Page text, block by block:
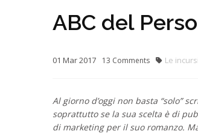
ABC del
01 Mar2017 13 Comments Le
Al giorno d’oggi non basta “solo”
soprattutto se la sua scelta è di
di marketing per il suo romanzo.